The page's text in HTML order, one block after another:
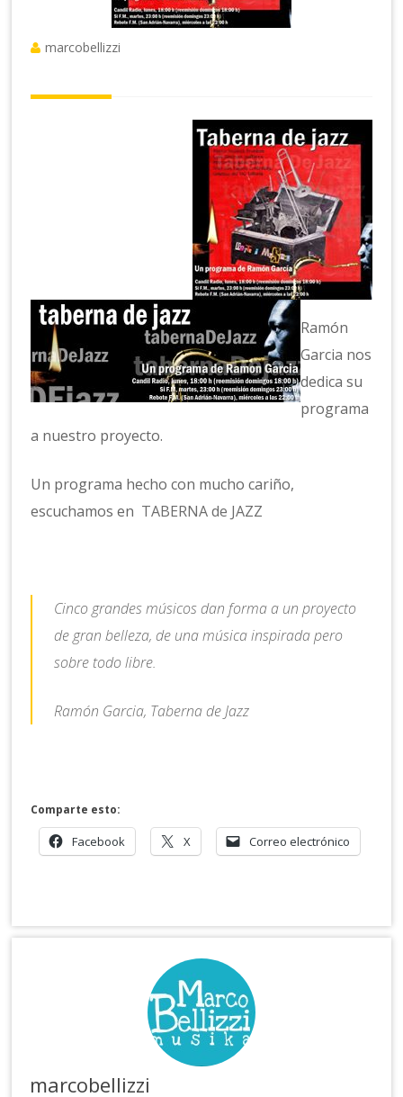
marcobellizzi
Ramón
Garcia nos
dedica su
programa
a nuestro proyecto.
Un programa hecho con mucho cariño,
escuchamos en TABERNA de JAZZ
Cinco grandes músicos dan forma a un proyecto
de gran belleza, de una música inspirada pero
sobre todo libre.
Ramón Garcia, Taberna de Jazz
Comparte esto:
Facebook X Correo electrónico
marcobellizzi